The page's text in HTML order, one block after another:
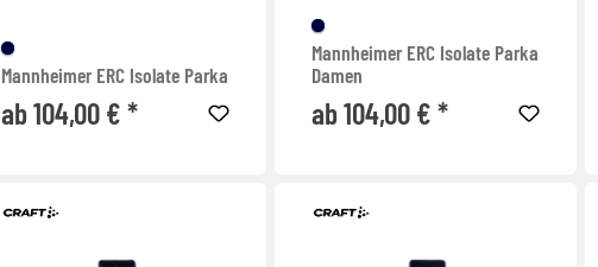
Mannheimer ERC Isolate Parka
ab 104,00 € *
Mannheimer ERC Isolate Parka
Damen
ab 104,00 € *